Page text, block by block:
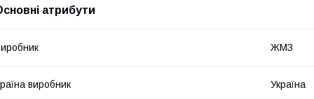
атрибути
ЖМЗ
виробник Україна